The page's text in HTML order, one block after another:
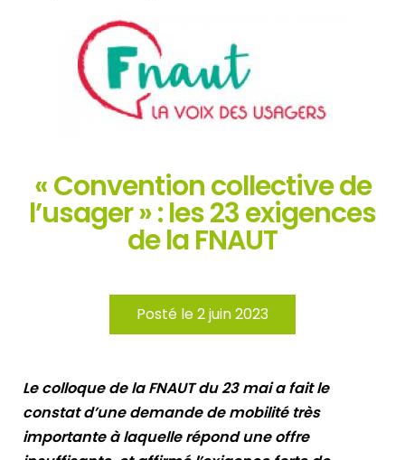
« Convention collective de
l’usager » : les 23 exigences
de la FNAUT
Posté le 2 juin 2023
Le colloque de la FNAUT du 23 mai a fait le
constat d’une demande de mobilité très
importante à laquelle répond une offre